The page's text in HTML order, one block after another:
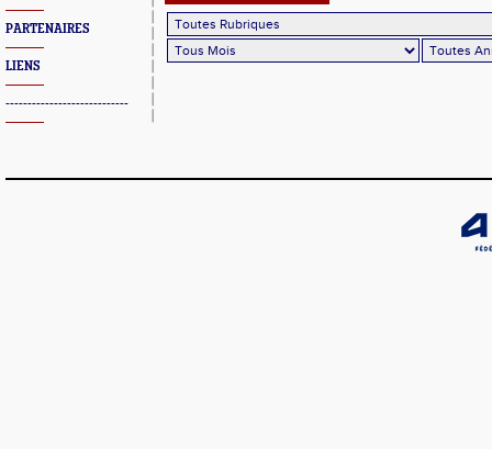
PARTENAIRES
LIENS
----------------------------